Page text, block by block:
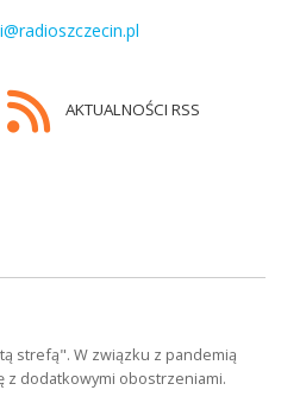
AKTUALNOŚCI RSS
strefą". W związku z pandemią
z dodatkowymi obostrzeniami.